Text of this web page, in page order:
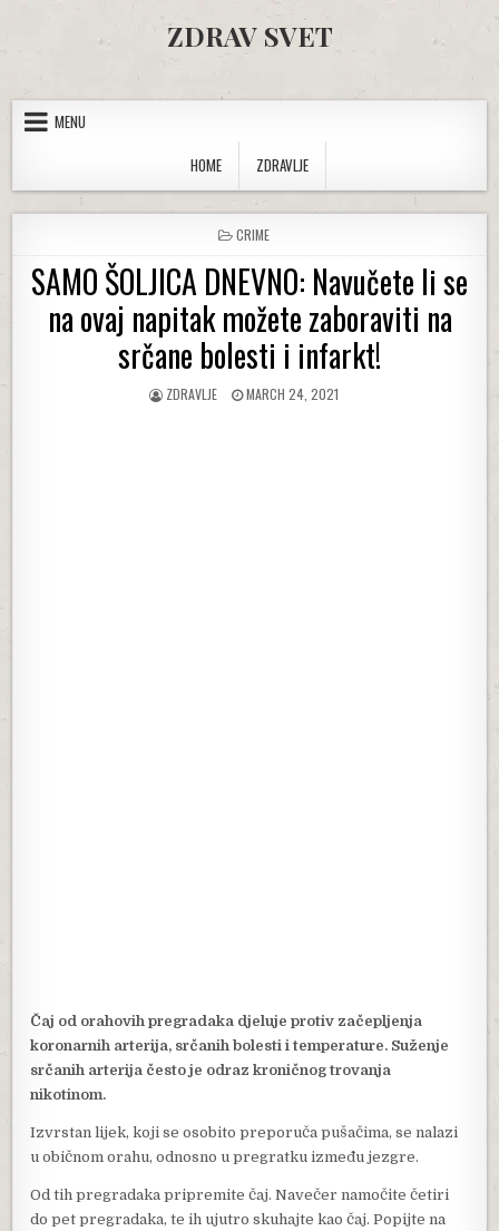
ZDRAV SVET
MENU
HOME
ZDRAVLJE
POSTED IN
CRIME
SAMO ŠOLJICA DNEVNO: Navučete li se
na ovaj napitak možete zaboraviti na
srčane bolesti i infarkt!
AUTHOR:
ZDRAVLJE PUBLISHED DATE:
MARCH 24, 2021
Čaj od orahovih pregradaka djeluje protiv začepljenja
koronarnih arterija, srčanih bolesti i temperature. Suženje
srčanih arterija često je odraz kroničnog trovanja
nikotinom.
Izvrstan lijek, koji se osobito preporuča pušačima, se nalazi
u običnom orahu, odnosno u pregratku između jezgre.
Od tih pregradaka pripremite čaj. Navečer namočite četiri
do pet pregradaka, te ih ujutro skuhajte kao čaj. Popijte na